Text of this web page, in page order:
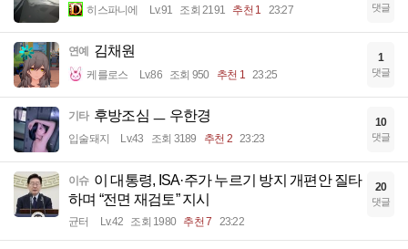
히스파니에 Lv.91 조회 2191 추천 1 23:27 댓글
연예 김채원
케를로스 Lv.86 조회 950 추천 1 23:25
1
댓글
기타 후방조심 ㅡ 우한경
입술돼지 Lv.43 조회 3189 추천 2 23:23
10
댓글
이슈 이 대통령, ISA·주가 누르기 방지 개편안 질타
하며 “전면 재검토” 지시
균터 Lv.42 조회 1980 추천 7 23:22
20
댓글